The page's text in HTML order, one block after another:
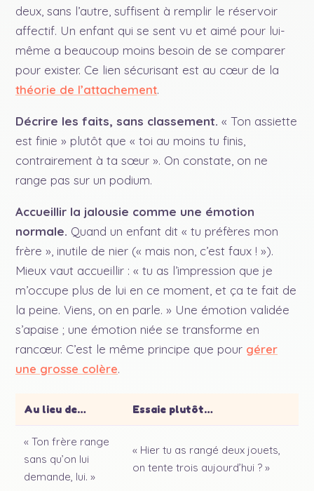
deux, sans l’autre, suffisent à remplir le réservoir
affectif. Un enfant qui se sent vu et aimé pour lui-
même a beaucoup moins besoin de se comparer
pour exister. Ce lien sécurisant est au cœur de la
théorie de l’attachement.
Décrire les faits, sans classement. « Ton assiette
est finie » plutôt que « toi au moins tu finis,
contrairement à ta sœur ». On constate, on ne
range pas sur un podium.
Accueillir la jalousie comme une émotion
normale. Quand un enfant dit « tu préfères mon
frère », inutile de nier (« mais non, c’est faux ! »).
Mieux vaut accueillir : « tu as l’impression que je
m’occupe plus de lui en ce moment, et ça te fait de
la peine. Viens, on en parle. » Une émotion validée
s’apaise ; une émotion niée se transforme en
rancœur. C’est le même principe que pour gérer
une grosse colère.
Au lieu de… Essaie plutôt…
« Ton frère range
sans qu’on lui
demande, lui. »
« Hier tu as rangé deux jouets,
on tente trois aujourd’hui ? »